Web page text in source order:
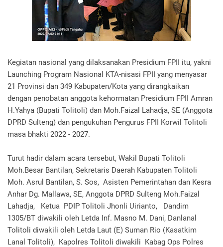
Kegiatan nasional yang dilaksanakan Presidium FPII itu, yakni
Launching Program Nasional KTA-nisasi FPII yang menyasar
21 Provinsi dan 349 Kabupaten/Kota yang dirangkaikan
dengan penobatan anggota kehormatan Presidium FPII Amran
H.Yahya (Bupati Tolitoli) dan Moh.Faizal Lahadja, SE (Anggota
DPRD Sulteng) dan pengukuhan Pengurus FPII Korwil Tolitoli
masa bhakti 2022 - 2027.
Turut hadir dalam acara tersebut, Wakil Bupati Tolitoli
Moh.Besar Bantilan, Sekretaris Daerah Kabupaten Tolitoli
Moh. Asrul Bantilan, S. Sos, Asisten Pemerintahan dan Kesra
Anhar Dg. Mallawa, SE, Anggota DPRD Sulteng Moh.Faizal
Lahadja, Ketua PDIP Tolitoli Jhonli Uirianto, Dandim
1305/BT diwakili oleh Letda Inf. Masno M. Dani, Danlanal
Tolitoli diwakili oleh Letda Laut (E) Suman Rio (Kasatkim
Lanal Tolitoli), Kapolres Tolitoli diwakili Kabag Ops Polres